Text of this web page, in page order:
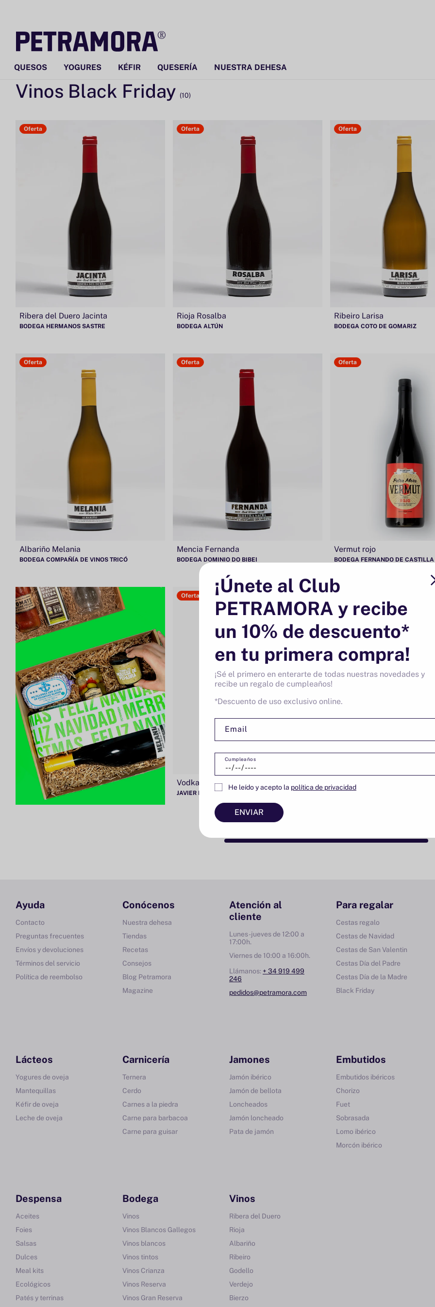
QUESOS YOGURES KÉFIR QUESERÍA NUESTRA DEHESA
Colección:
Vinos Black Friday (10)
Oferta
Ribera del Duero Jacinta
BODEGA HERMANOS SASTRE
Oferta
Rioja Rosalba
BODEGA ALTÚN
Oferta
Ribeiro Larisa
BODEGA COTO DE GOMARIZ
Oferta
Albariño Melania
BODEGA COMPAÑÍA DE VINOS TRICÓ
Oferta
Mencia Fernanda
BODEGA DOMINIO DO BIBEI
Oferta
Vermut rojo
BODEGA FERNANDO DE CASTILLA
Oferta
Vodka Petramora
JAVIER BALTAZARES
Cava brut nature Ubalda
Ayuda
Contacto
Preguntas frecuentes
Envíos y devoluciones
Términos del servicio
Política de reembolso
Conócenos
Nuestra dehesa
Tiendas
Recetas
Consejos
Blog Petramora
Magazine
Atención al
cliente
Lunes-jueves de 12:00 a
17:00h.
Viernes de 10:00 a 16:00h.
Llámanos: + 34 919 499
246
pedidos@petramora.com
Para regalar
Cestas regalo
Cestas de Navidad
Cestas de San Valentin
Cestas Día del Padre
Cestas Día de la Madre
Black Friday
Lácteos
Yogures de oveja
Mantequillas
Kéfir de oveja
Leche de oveja
Carnicería
Ternera
Cerdo
Carnes a la piedra
Carne para barbacoa
Carne para guisar
Jamones
Jamón ibérico
Jamón de bellota
Loncheados
Jamón loncheado
Pata de jamón
Embutidos
Embutidos ibéricos
Chorizo
Fuet
Sobrasada
Lomo ibérico
Morcón ibérico
Despensa
Aceites
Foies
Salsas
Dulces
Meal kits
Ecológicos
Patés y terrinas
Bodega
Vinos
Vinos Blancos Gallegos
Vinos blancos
Vinos tintos
Vinos Crianza
Vinos Reserva
Vinos Gran Reserva
Vinos
Ribera del Duero
Rioja
Albariño
Ribeiro
Godello
Verdejo
Bierzo
¡Únete al Club
PETRAMORA y recibe
un 10% de descuento*
en tu primera compra!
¡Sé el primero en enterarte de todas nuestras novedades y
recibe un regalo de cumpleaños!
*Descuento de uso exclusivo online.
Email
Cumpleaños
He leído y acepto la política de privacidad
ENVIAR